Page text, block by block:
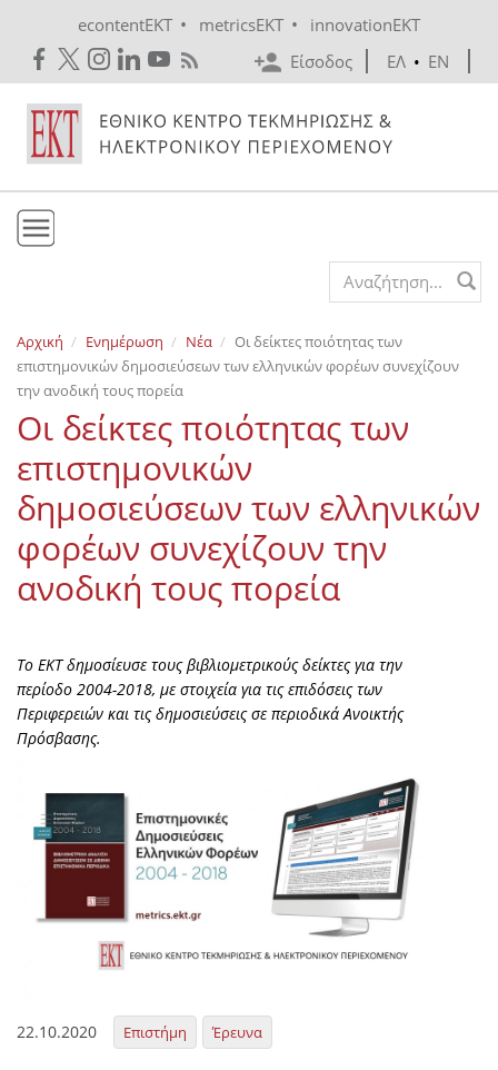
econtentEKT • metricsEKT •
innovationEKT
Είσοδος
ΕΛ • EN
Εκδόσεις
Ενημέρωση
Επικοινωνία
Search form
Αρχική Ενημέρωση Νέα
Οι δείκτες ποιότητας των
επιστημονικών δημοσιεύσεων των ελληνικών φορέων συνεχίζουν
την ανοδική τους πορεία
Οι δείκτες ποιότητας των
επιστημονικών
δημοσιεύσεων των ελληνικών
φορέων συνεχίζουν την
ανοδική τους πορεία
Το ΕΚΤ δημοσίευσε τους βιβλιομετρικούς δείκτες για την
περίοδο 2004-2018, με στοιχεία για τις επιδόσεις των
Περιφερειών και τις δημοσιεύσεις σε περιοδικά Ανοικτής
Πρόσβασης.
22.10.2020 Επιστήμη Έρευνα